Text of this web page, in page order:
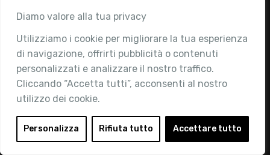
Diamo valore alla tua privacy
Utilizziamo i cookie per migliorare la tua esperienza
di navigazione, offrirti pubblicità o contenuti
personalizzati e analizzare il nostro traffico.
Cliccando “Accetta tutti”, acconsenti al nostro
utilizzo dei cookie.
Personalizza Rifiuta tutto Accettare tutto
Associazione
Chi siamo
Attività
Contatti
Area Riservata
Login
Diventa Socio